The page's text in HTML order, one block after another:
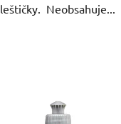
leštičky. Neobsahuje...